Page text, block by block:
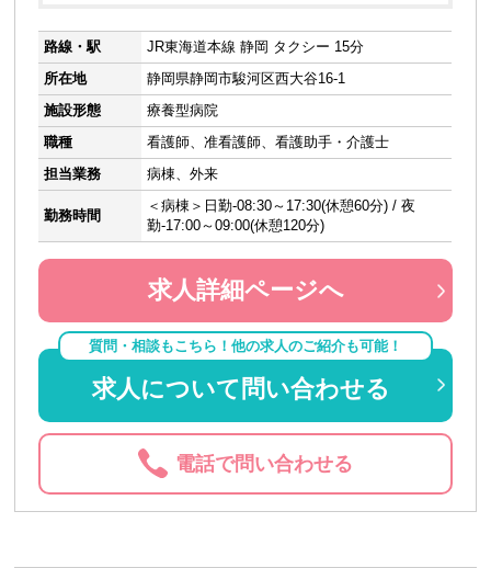
路線・駅
JR東海道本線 静岡 タクシー 15分
所在地
静岡県静岡市駿河区西大谷16-1
施設形態
療養型病院
職種
看護師、准看護師、看護助手・介護士
担当業務
病棟、外来
勤務時間
＜病棟＞日勤-08:30～17:30(休憩60分) / 夜
勤-17:00～09:00(休憩120分)
求人詳細ページへ
質問・相談もこちら！他の求人のご紹介も可能！
求人について問い合わせる
電話で問い合わせる